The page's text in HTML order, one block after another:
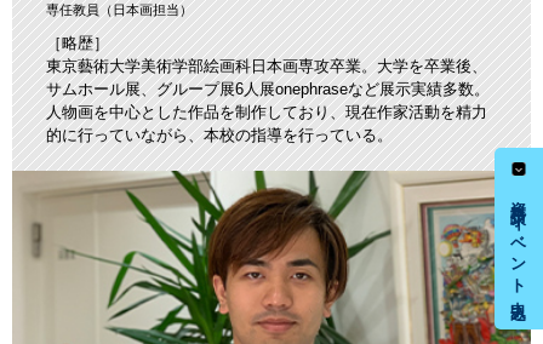
専任教員（日本画担当）
［略歴］
東京藝術大学美術学部絵画科日本画専攻卒業。大学を卒業後、
サムホール展、グループ展6人展onephraseなど展示実績多数。
人物画を中心とした作品を制作しており、現在作家活動を精力
的に行っていながら、本校の指導を行っている。
資料請求・イベント申込み